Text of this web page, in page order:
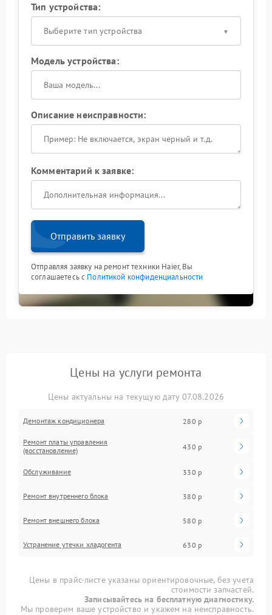
Тип устройства:
Выберите тип устройства
Модель устройства:
Описание неисправности:
Комментарий к заявке:
Отправить заявку
Отправляя заявку на ремонт техники Haier, Вы
соглашаетесь с Политикой конфиденциальности
Цены на услуги ремонта
Цены актуальны на текущую дату 07.08.2026
Демонтаж кондиционера 280 р
Ремонт платы управления
(восстановление)
430 р
Обслуживание 330 р
Ремонт внутреннего блока 380 р
Ремонт внешнего блока 580 р
Устранение утечки хладогента 630 р
Цены в прайс-листе указаны ориентировочные, без учета
стоимости запчастей.
Записывайтесь на бесплатную диагностику.
Мы проверим ваше устройство и укажем на неисправность.